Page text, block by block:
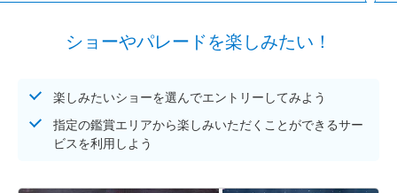
ショーやパレードを楽しみたい！
楽しみたいショーを選んでエントリーしてみよう
指定の鑑賞エリアから楽しみいただくことができるサー
ビスを利用しよう